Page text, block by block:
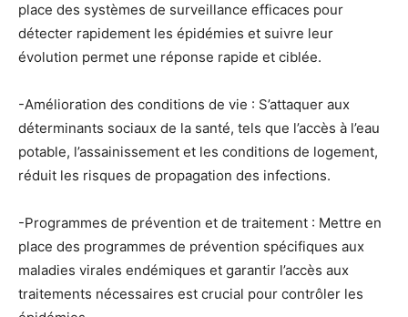
place des systèmes de surveillance efficaces pour
détecter rapidement les épidémies et suivre leur
évolution permet une réponse rapide et ciblée.
-Amélioration des conditions de vie : S’attaquer aux
déterminants sociaux de la santé, tels que l’accès à l’eau
potable, l’assainissement et les conditions de logement,
réduit les risques de propagation des infections.
-Programmes de prévention et de traitement : Mettre en
place des programmes de prévention spécifiques aux
maladies virales endémiques et garantir l’accès aux
traitements nécessaires est crucial pour contrôler les